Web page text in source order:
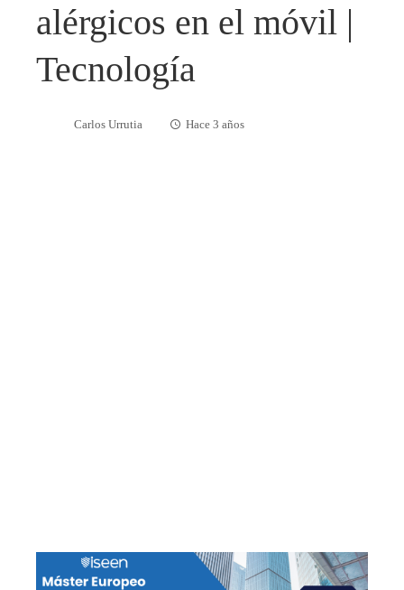
alérgicos en el móvil |
Tecnología
Carlos Urrutia Hace 3 años